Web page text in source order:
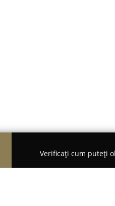
Verificați cum puteți